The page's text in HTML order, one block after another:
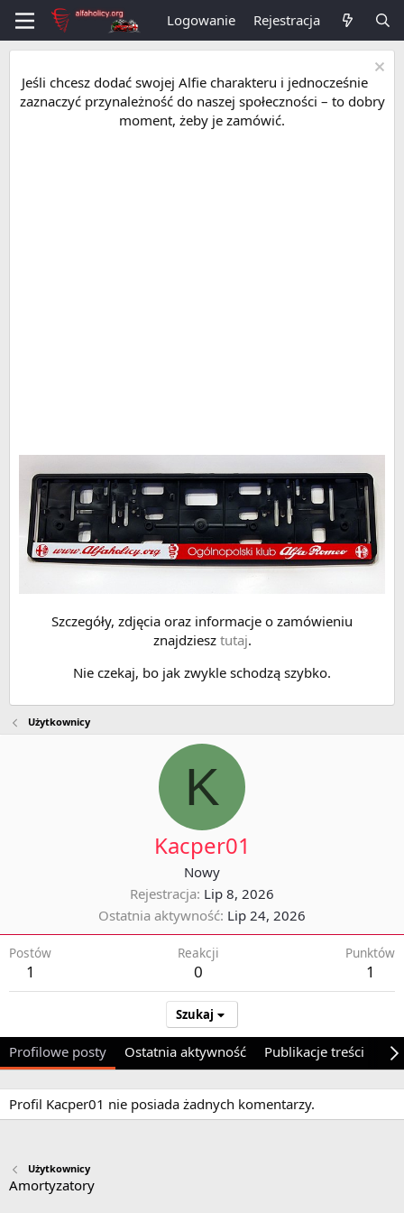
Logowanie Rejestracja
Jeśli chcesz dodać swojej Alfie charakteru i jednocześnie
zaznaczyć przynależność do naszej społeczności – to dobry
moment, żeby je zamówić.
Szczegóły, zdjęcia oraz informacje o zamówieniu
znajdziesz tutaj.
Nie czekaj, bo jak zwykle schodzą szybko.
Użytkownicy
K
Kacper01
Nowy
Rejestracja Lip 8, 2026
Ostatnia aktywność Lip 24, 2026
Postów
1
Reakcji
0
Punktów
1
Szukaj
Profilowe posty Ostatnia aktywność Publikacje treści O
Profil Kacper01 nie posiada żadnych komentarzy.
Użytkownicy
Amortyzatory